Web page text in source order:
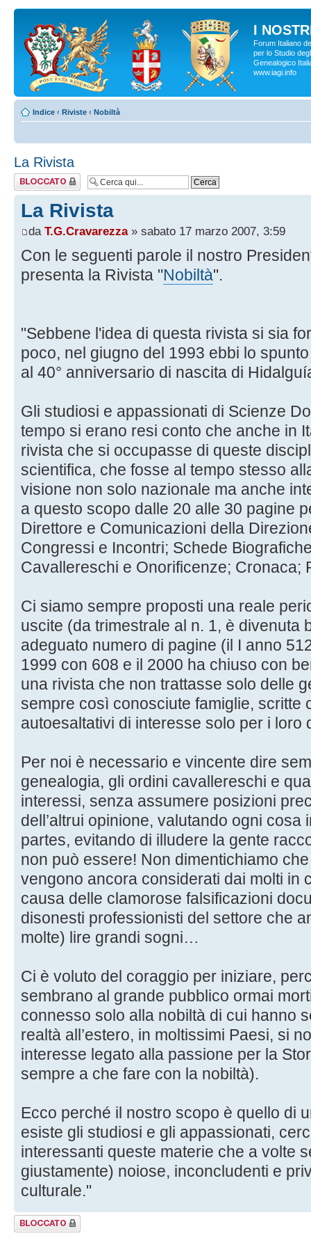
I
Forum Italiano
per lo Studio
Genealogico
www.iagi.info
Indice ‹ Riviste ‹ Nobiltà
La Rivista
Argomento
bloccato
La Rivista
da T.G.Cravarezza» sabato 17 marzo 2007, 3:59
Con le seguenti parole il nostro
presenta la Rivista "Nobiltà".
"Sebbene l'idea di questa rivista si sia
poco, nel giugno del 1993 ebbi lo
al 40° anniversario di nascita di
Gli studiosi e appassionati di Scienze
tempo si erano resi conto che anche in
rivista che si occupasse di queste
scientifica, che fosse al tempo stesso
visione non solo nazionale ma anche
a questo scopo dalle 20 alle 30 pagine
Direttore e Comunicazioni della
Congressi e Incontri; Schede
Cavallereschi e Onorificenze; Cronaca;
Ci siamo sempre proposti una reale
uscite (da trimestrale al n. 1, è divenuta
adeguato numero di pagine (il I anno
1999 con 608 e il 2000 ha chiuso con
una rivista che non trattasse solo delle
sempre così conosciute famiglie, scritte
autoesaltativi di interesse solo per i loro
Per noi è necessario e vincente dire
genealogia, gli ordini cavallereschi e
interessi, senza assumere posizioni
dell’altrui opinione, valutando ogni
partes, evitando di illudere la gente
non può essere! Non dimentichiamo
vengono ancora considerati dai molti in
causa delle clamorose falsificazioni
disonesti professionisti del settore che
molte) lire grandi sogni…
Ci è voluto del coraggio per iniziare,
sembrano al grande pubblico ormai
connesso solo alla nobiltà di cui hanno
realtà all’estero, in moltissimi Paesi, si
interesse legato alla passione per la
sempre a che fare con la nobiltà).
Ecco perché il nostro scopo è quello di
esiste gli studiosi e gli appassionati,
interessanti queste materie che a volte
giustamente) noiose, inconcludenti e
culturale."
Argomento
bloccato